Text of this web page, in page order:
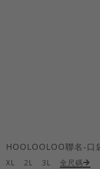
XL 2L 3L 全尺碼